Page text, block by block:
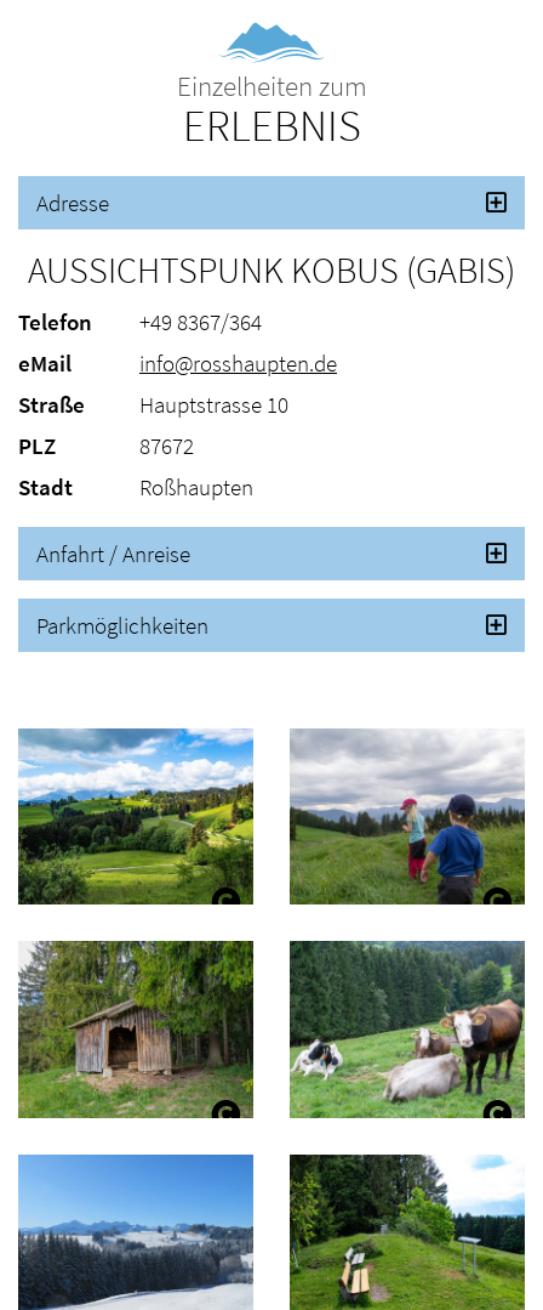
Einzelheiten zum
ERLEBNIS
Adresse
AUSSICHTSPUNK KOBUS (GABIS)
Telefon
+49 8367/364
eMail
info@rosshaupten.de
Straße
Hauptstrasse 10
PLZ
87672
Stadt
Roßhaupten
Anfahrt / Anreise
Parkmöglichkeiten